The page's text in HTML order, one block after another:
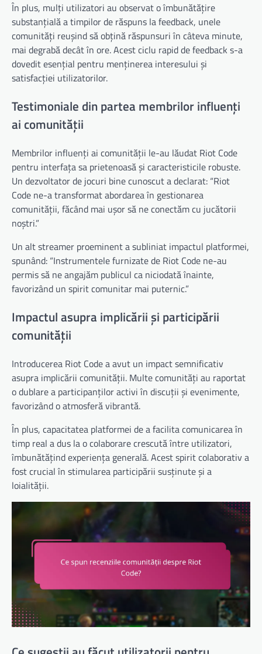
În plus, mulți utilizatori au observat o îmbunătățire
substanțială a timpilor de răspuns la feedback, unele
comunități reușind să obțină răspunsuri în câteva minute,
mai degrabă decât în ore. Acest ciclu rapid de feedback s-a
dovedit esențial pentru menținerea interesului și
satisfacției utilizatorilor.
Testimoniale din partea membrilor influenți
ai comunității
Membrilor influenți ai comunității le-au lăudat Riot Code
pentru interfața sa prietenoasă și caracteristicile robuste.
Un dezvoltator de jocuri bine cunoscut a declarat: “Riot
Code ne-a transformat abordarea în gestionarea
comunității, făcând mai ușor să ne conectăm cu jucătorii
noștri.”
Un alt streamer proeminent a subliniat impactul platformei,
spunând: “Instrumentele furnizate de Riot Code ne-au
permis să ne angajăm publicul ca niciodată înainte,
favorizând un spirit comunitar mai puternic.”
Impactul asupra implicării și participării
comunității
Introducerea Riot Code a avut un impact semnificativ
asupra implicării comunității. Multe comunități au raportat
o dublare a participanților activi în discuții și evenimente,
favorizând o atmosferă vibrantă.
În plus, capacitatea platformei de a facilita comunicarea în
timp real a dus la o colaborare crescută între utilizatori,
îmbunătățind experiența generală. Acest spirit colaborativ a
fost crucial în stimularea participării susținute și a
loialității.